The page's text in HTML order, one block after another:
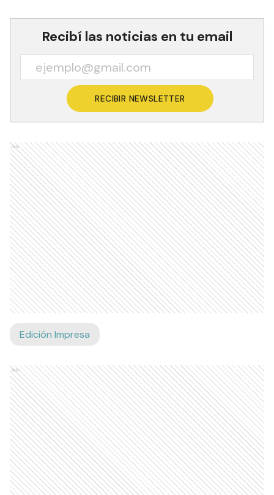
Recibí las noticias en tu email
RECIBIR NEWSLETTER
Ads
Edición Impresa
Ads